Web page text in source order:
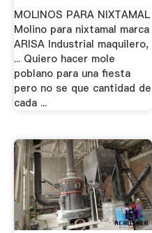
MOLINOS PARA NIXTAMAL
Molino para nixtamal marca
ARISA Industrial maquilero,
... Quiero hacer mole
poblano para una fiesta
pero no se que cantidad de
cada ...